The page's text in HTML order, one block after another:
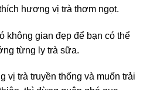
hương vị trà thơm ngọt.
không gian đẹp để bạn có thể
từng ly trà sữa.
vị trà truyền thống và muốn trải